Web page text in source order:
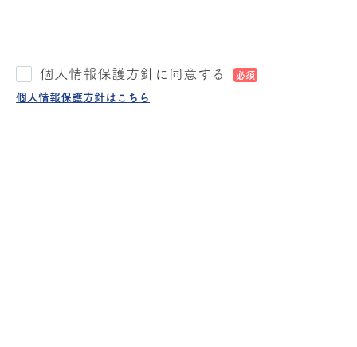
個人情報保護方針に同意する 必須
個人情報保護方針はこちら